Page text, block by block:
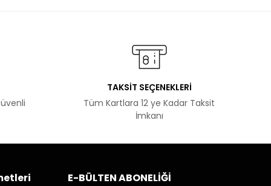
TAKSİT SEÇENEKLERİ
Tüm Kartlara 12 ye Kadar Taksit
İmkanı
E-BÜLTEN ABONELİĞİ